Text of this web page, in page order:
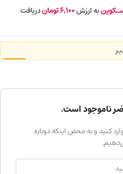
به ارزش6,100توماندریافت
ناموجود است.
کنید و به محض اینکه دوباره